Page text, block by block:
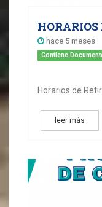
HORARIOS
hace 5 meses
Contiene
Horarios de
leer más